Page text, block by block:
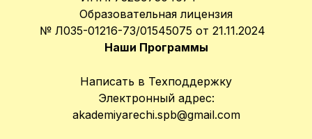
Образовательная лицензия
№ Л035-01216-73/01545075 от 21.11.2024
Наши Программы
Написать в Техподдержку
Электронный адрес:
akademiyarechi.spb@gmail.com